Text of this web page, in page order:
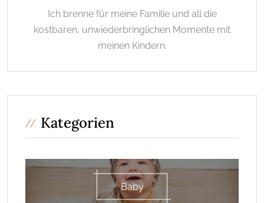
Ich brenne für meine Familie und all die
kostbaren, unwiederbringlichen Momente mit
meinen Kindern.
Kategorien
Baby